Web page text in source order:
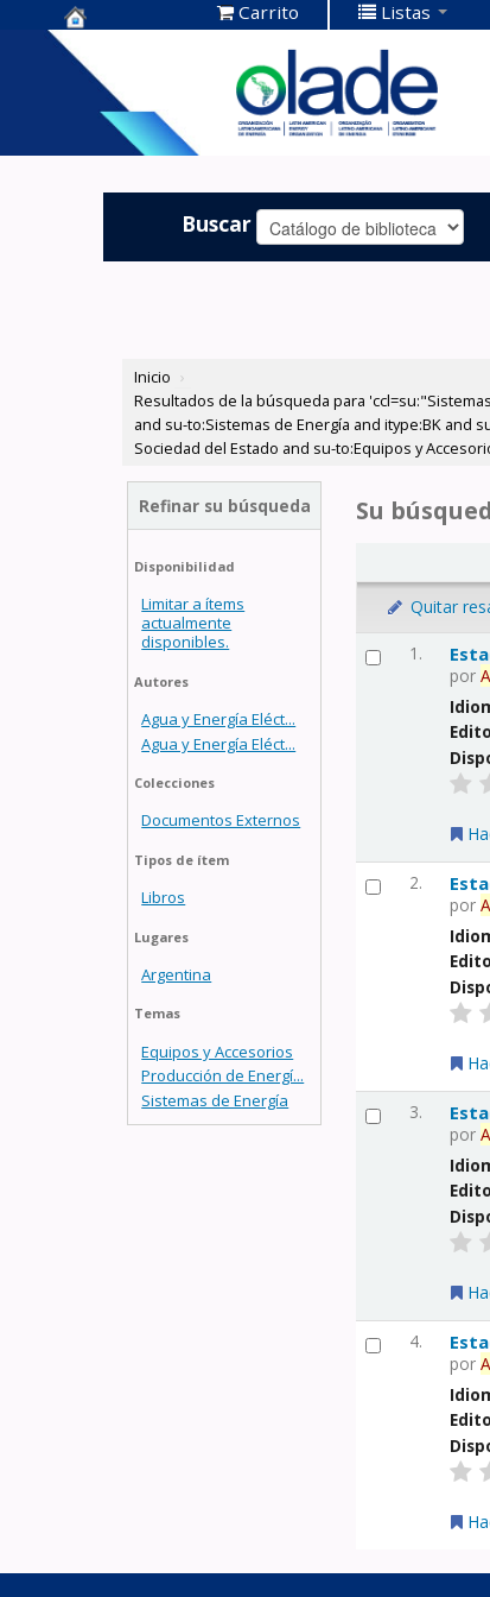
Centro de
Documentación
OLADE -
Carrito Listas
Buscar
Inicio ›
Resultados de la búsqueda para
and su-to:Sistemas de Energía and itype:BK and
Sociedad del Estado and su-to:Equipos y
Refinar su búsqueda
Disponibilidad
Limitar a ítems
actualmente
disponibles.
Autores
Agua y Energía Eléct...
Agua y Energía Eléct...
Colecciones
Documentos Externos
Tipos de ítem
Libros
Lugares
Argentina
Temas
Equipos y Accesorios
Producción de Energí...
Sistemas de Energía
Su
Quitar
1.
por
2.
por
3.
por
4.
por